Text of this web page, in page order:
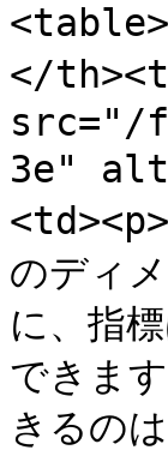
</
src="/
3e"
のディ
に、指
できま
きるの